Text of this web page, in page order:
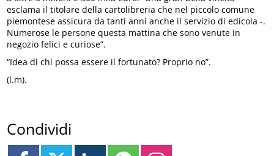
esclama il titolare della cartolibreria che nel piccolo comune
piemontese assicura da tanti anni anche il servizio di edicola -.
Numerose le persone questa mattina che sono venute in
negozio felici e curiose”.
“Idea di chi possa essere il fortunato? Proprio no”.
(l.m).
Condividi